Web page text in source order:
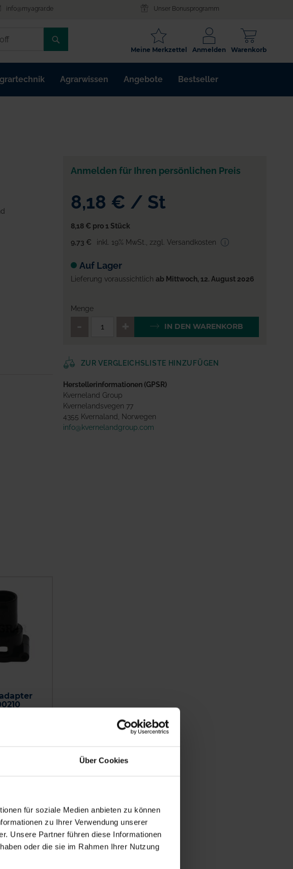
Über Cookies
für soziale Medien anbieten zu können
zu Ihrer Verwendung unserer
Unsere Partner führen diese Informationen
oder die sie im Rahmen Ihrer Nutzung
info@myagrar.de Unser Bonusprogramm
/
ARTIKELNR.
/
Warenkorb
Anmelden
Meine Merkzettel
Agrarwissen Angebote Bestseller
Anmelden für Ihren persönlichen Preis
8,18 € / St
8,18 € pro 1 Stück
9,73 €
inkl. 19% MwSt. zzgl. Versandkosten
Auf Lager
Lieferung voraussichtlich ab Mittwoch, 12. August 2026
Menge
QTY_CONTROL_DECREASE
IN DEN WARENKORB
ZUR VERGLEICHSLISTE HINZUFÜGEN
Herstellerinformationen (GPSR)
Kverneland Group
Kvernelandsvegen 77
4355 Kvernaland, Norwegen
info@kvernelandgroup.com